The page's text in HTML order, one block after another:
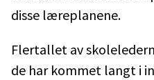
disse læreplanene.
Flertallet av
de har kommet langt i